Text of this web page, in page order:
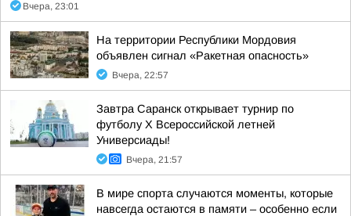
Вчера, 23:01
На территории Республики Мордовия
объявлен сигнал «Ракетная опасность»
Вчера, 22:57
Завтра Саранск открывает турнир по
футболу X Всероссийской летней
Универсиады!
Вчера, 21:57
В мире спорта случаются моменты, которые
навсегда остаются в памяти – особенно если